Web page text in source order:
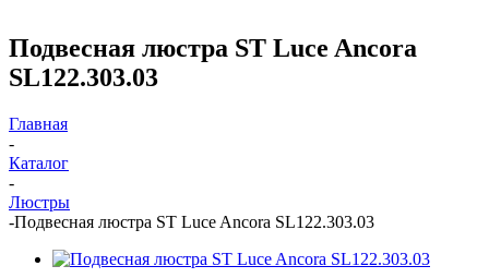
Подвесная люстра ST Luce Ancora
SL122.303.03
Главная
-
Каталог
-
Люстры
-Подвесная люстра ST Luce Ancora SL122.303.03